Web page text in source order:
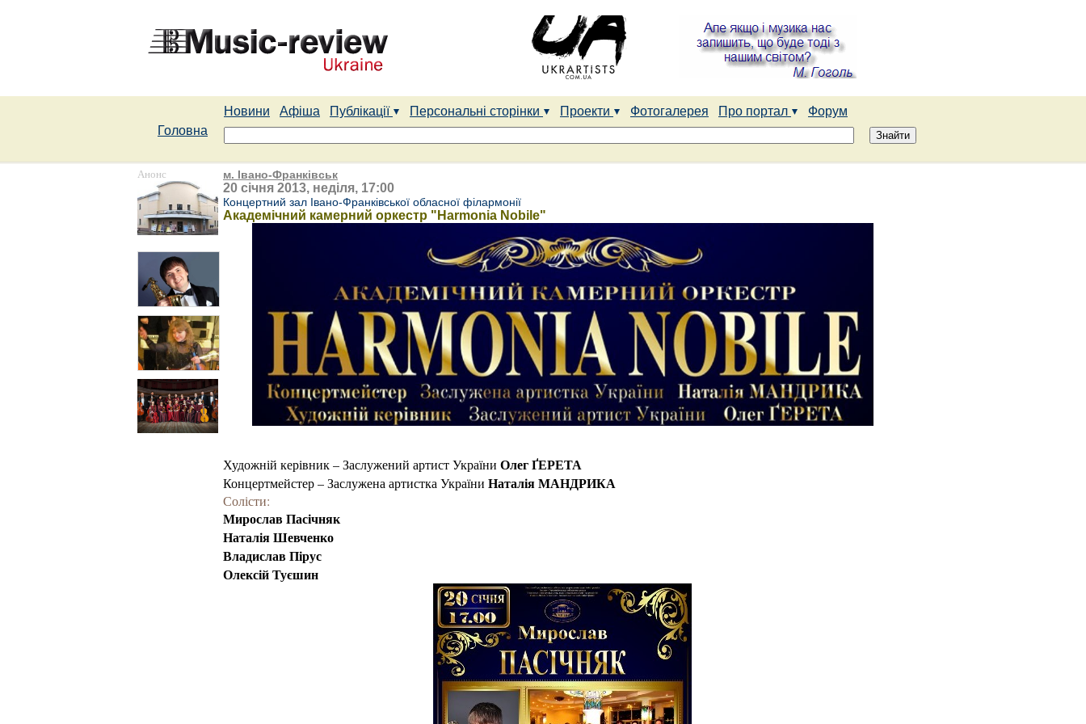
Новини Афіша Публікації Персональні сторінки Проекти Фотогалерея Про портал
Форум
Головна
Анонс м. Івано-Франківськ
20 січня 2013, неділя, 17:00
Концертний зал Івано-Франківської обласної філармонії
Академічний камерний оркестр "Harmonia Nobile"
Художній керівник – Заслужений артист України Олег ҐЕРЕТА
Концертмейстер – Заслужена артистка України Наталія МАНДРИКА
Солісти:
Мирослав Пасічняк
Наталія Шевченко
Владислав Пірус
Олексій Туєшин